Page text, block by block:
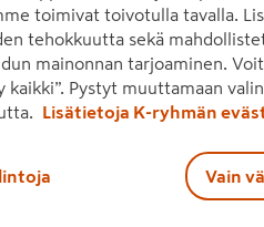
toimivat toivotulla tavalla.
tehokkuutta sekä
mainonnan tarjoaminen.
kaikki”. Pystyt muuttamaan
Lisätietoja K-ryhmän
Vain